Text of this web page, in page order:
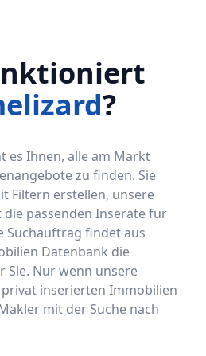
?
es Ihnen, alle am Markt
zu finden. Sie
Filtern erstellen, unsere
passenden Inserate für
Suchauftrag findet aus
Datenbank die
Sie. Nur wenn unsere
inserierten Immobilien
mit der Suche nach